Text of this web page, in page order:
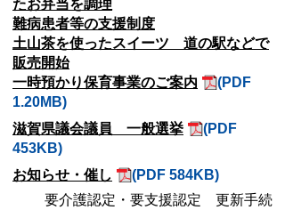
たお弁当を調理
難病患者等の支援制度
土山茶を使ったスイーツ 道の駅などで
販売開始
一時預かり保育事業のご案内
(PDF
1.20MB)
滋賀県議会議員 一般選挙
(PDF
453KB)
お知らせ・催し
(PDF 584KB)
要介護認定・要支援認定 更新手続